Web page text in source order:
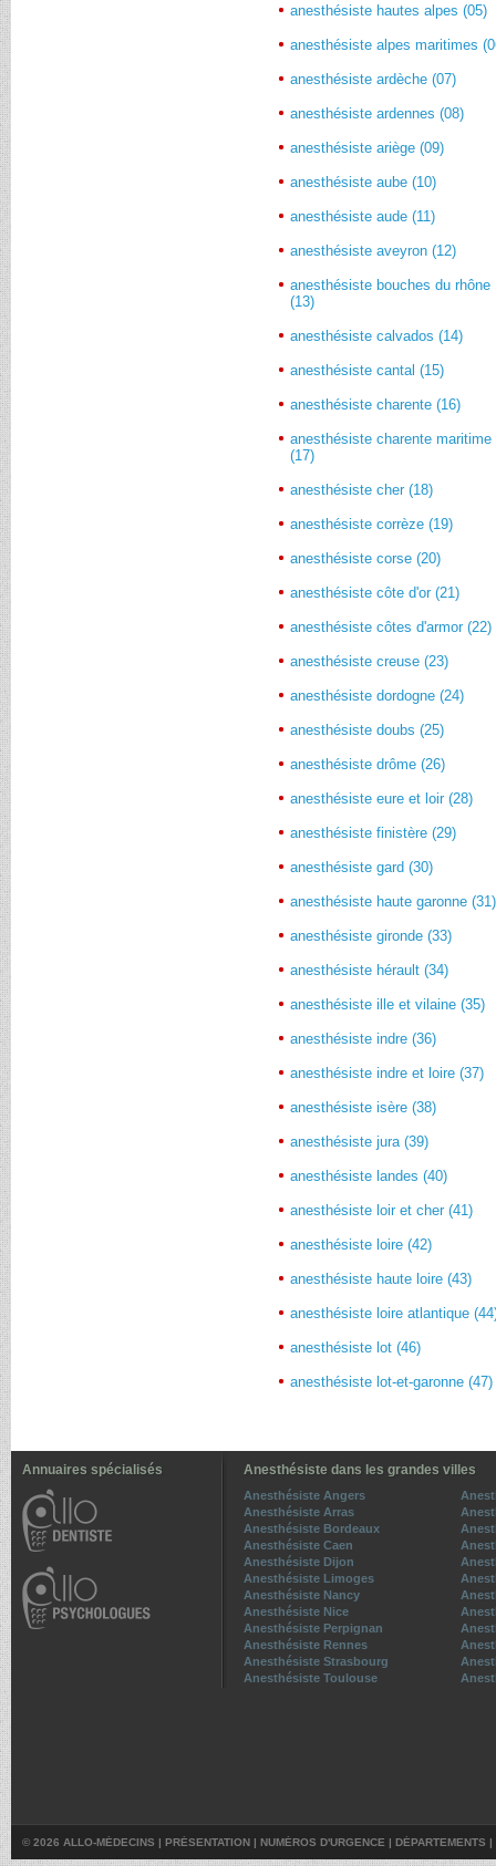
anesthésiste hautes alpes (05)
anesthésiste alpes maritimes
anesthésiste ardèche (07)
anesthésiste ardennes (08)
anesthésiste ariège (09)
anesthésiste aube (10)
anesthésiste aude (11)
anesthésiste aveyron (12)
anesthésiste bouches du rhône
(13)
anesthésiste calvados (14)
anesthésiste cantal (15)
anesthésiste charente (16)
anesthésiste charente maritime
(17)
anesthésiste cher (18)
anesthésiste corrèze (19)
anesthésiste corse (20)
anesthésiste côte d'or (21)
anesthésiste côtes d'armor (22)
anesthésiste creuse (23)
anesthésiste dordogne (24)
anesthésiste doubs (25)
anesthésiste drôme (26)
anesthésiste eure et loir (28)
anesthésiste finistère (29)
anesthésiste gard (30)
anesthésiste haute garonne (31)
anesthésiste gironde (33)
anesthésiste hérault (34)
anesthésiste ille et vilaine (35)
anesthésiste indre (36)
anesthésiste indre et loire (37)
anesthésiste isère (38)
anesthésiste jura (39)
anesthésiste landes (40)
anesthésiste loir et cher (41)
anesthésiste loire (42)
anesthésiste haute loire (43)
anesthésiste loire atlantique
anesthésiste lot (46)
anesthésiste lot-et-garonne (47)
Annuaires spécialisés Anesthésiste dans les grandes villes
Anesthésiste Angers
Anesthésiste Arras
Anesthésiste Bordeaux
Anesthésiste Caen
Anesthésiste Dijon
Anesthésiste Limoges
Anesthésiste Nancy
Anesthésiste Nice
Anesthésiste Perpignan
Anesthésiste Rennes
Anesthésiste Strasbourg
Anesthésiste Toulouse
© 2026 ALLO-MÉDECINS | PRÉSENTATION | NUMÉROS D'URGENCE | DÉPARTEMENTS |